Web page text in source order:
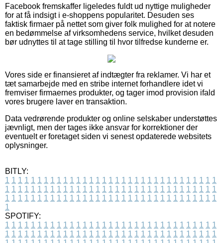
Facebook fremskaffer ligeledes fuldt ud nyttige muligheder
for at få indsigt i e-shoppens popularitet. Desuden ses
faktisk firmaer på nettet som giver folk mulighed for at notere
en bedømmelse af virksomhedens service, hvilket desuden
bør udnyttes til at tage stilling til hvor tilfredse kunderne er.
Vores side er finansieret af indtægter fra reklamer. Vi har et
tæt samarbejde med en stribe internet forhandlere idet vi
fremviser firmaernes produkter, og tager imod provision ifald
vores brugere laver en transaktion.
Data vedrørende produkter og online selskaber understøttes
jævnligt, men der tages ikke ansvar for korrektioner der
eventuelt er foretaget siden vi senest opdaterede websitets
oplysninger.
BITLY:
1 1 1 1 1 1 1 1 1 1 1 1 1 1 1 1 1 1 1 1 1 1 1 1 1 1 1 1 1 1 1 1 1
1 1 1 1 1 1 1 1 1 1 1 1 1 1 1 1 1 1 1 1 1 1 1 1 1 1 1 1 1 1 1 1 1
1 1 1 1 1 1 1 1 1 1 1 1 1 1 1 1 1 1 1 1 1 1 1 1 1 1 1 1 1 1 1 1 1
1
SPOTIFY:
1 1 1 1 1 1 1 1 1 1 1 1 1 1 1 1 1 1 1 1 1 1 1 1 1 1 1 1 1 1 1 1 1
1 1 1 1 1 1 1 1 1 1 1 1 1 1 1 1 1 1 1 1 1 1 1 1 1 1 1 1 1 1 1 1 1